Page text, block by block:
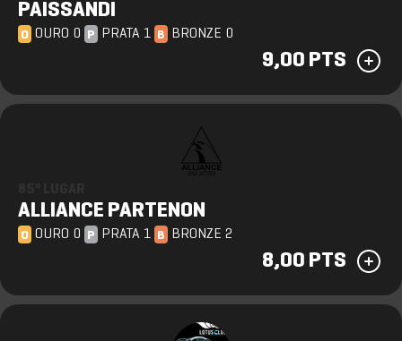
PAISSANDI
O OURO 0 P PRATA 1 B BRONZE 0
9,00 PTS
ALLIANCE PARTENON
O OURO 0 P PRATA 1 B BRONZE 2
8,00 PTS